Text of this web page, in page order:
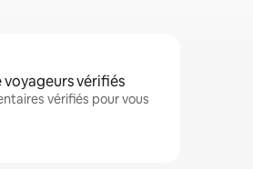
vérifiés
vérifiés pour vous